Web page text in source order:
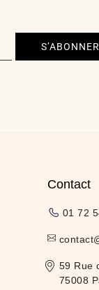
S’ABONNER
Contact
01 72
59 Rue
75008